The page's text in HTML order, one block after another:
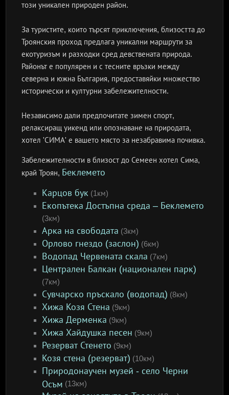
този уникален природен район.
За туристите, които търсят приключения, близостта до
Троянския проход предлага уникални маршрути за
екотуризъм и разходки сред девствената природа.
Районът е популярен и с тесните връзки между
северна и южна България, предоставяйки множество
исторически и културни забележителности.
Независимо дали предпочитате зимен спорт,
релаксиращ уикенд или опознаване на природата,
хотел 'СИМА' е вашето място за незабравима почивка.
Забележителности в близост до Семеен хотел Сима,
край Троян, Беклемето
Карцов бук (1км)
Екопътека Достъпна среда – Беклемето
(3км)
Арка на свободата (3км)
Орлово гнездо (заслон) (6км)
Водопад Червената скала (7км)
Централен Балкан (национален парк)
(7км)
Сувчарско пръскало (водопад) (8км)
Хижа Козя Стена (9км)
Хижа Дерменка (9км)
Хижа Хайдушка песен (9км)
Резерват Стенето (9км)
Козя стена (резерват) (10км)
Природонаучен музей - село Черни
Осъм (13км)